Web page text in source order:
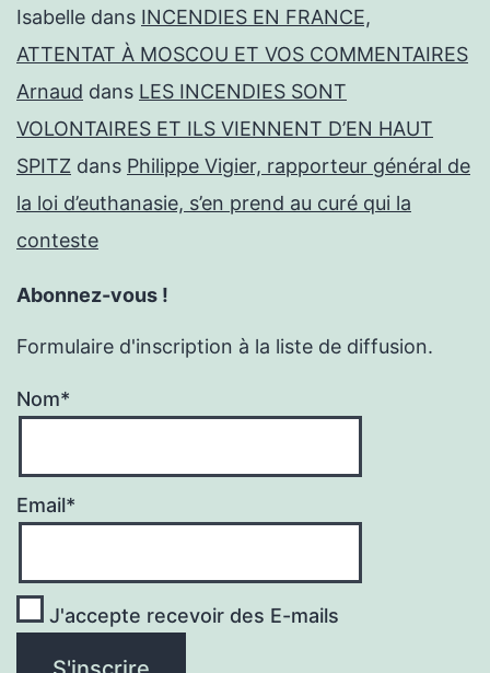
Isabelle dans INCENDIES EN FRANCE,
ATTENTAT À MOSCOU ET VOS COMMENTAIRES
Arnaud dans LES INCENDIES SONT
VOLONTAIRES ET ILS VIENNENT D’EN HAUT
SPITZ dans Philippe Vigier, rapporteur général de
la loi d’euthanasie, s’en prend au curé qui la
conteste
Abonnez-vous !
Formulaire d'inscription à la liste de diffusion.
Nom*
Email*
J'accepte recevoir des E-mails